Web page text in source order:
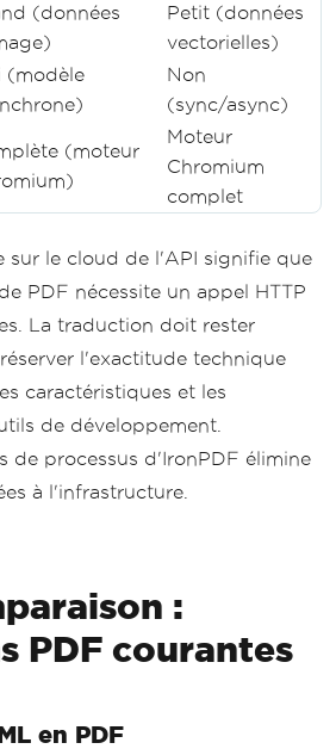
(données
Petit (données
vectorielles)
(modèle
Non
(sync/async)
(moteur
Moteur
Chromium
complet
sur le cloud de l'API signifie que
PDF nécessite un appel HTTP
La traduction doit rester
l'exactitude technique
caractéristiques et les
de développement.
de processus d'IronPDF élimine
à l'infrastructure.
:
PDF courantes
en PDF